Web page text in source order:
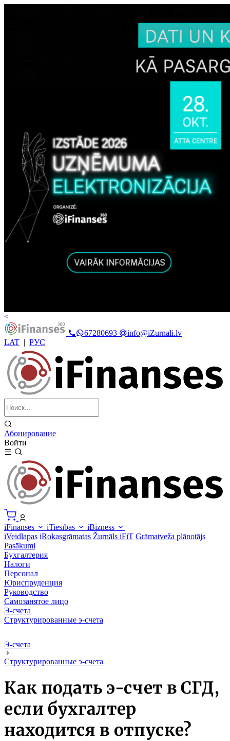
<
67280693
info@iZurnali.lv
LAT | РУС
Абонирование
Войти
iFinanses iTiesības
iBizness
iVeidlapas iRokasgrāmatas Žurnāls iFiT Grāmatveža plānotājs
Pasākumi
Бухгалтерия
Налоги
Персонал
Юриспруденция
Руководство
Самозанятое лицо
Э-счета
Структурированные э-счета
Э-счета
Структурированные э-счета
Как подать э-счет в СГД,
если бухгалтер
находится в отпуске?